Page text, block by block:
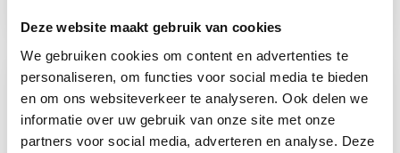
Deze website maakt gebruik van cookies
We gebruiken cookies om content en advertenties te
personaliseren, om functies voor social media te bieden
en om ons websiteverkeer te analyseren. Ook delen we
informatie over uw gebruik van onze site met onze
partners voor social media, adverteren en analyse. Deze